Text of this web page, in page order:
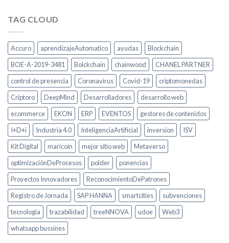
TAG CLOUD
Accuro aprendizajeAutomatico ayudas
Blockchain
BOE-A-2019-3481
Bolckchain chainwood
CHANEL PARTNER
control de presencia
Coronavirus Covid-19
criptomonedas
Criptoro
DeepMind Desarrolladores
desarrollo web
ecommerce
EKON ERP EVENTOS
gestores de contenidos
I+D+i
Industria 4.0 InteligenciaArtificial inversion
ISV
Kit Digital
maricoin mejor sitio web
Metaverso
optimizaciónDeProcesos
polder
ponencias
Proyectos Innovadores
ReconocimientoDePatrones
Registro de Jornada
SAP HANNA smartcities
subvenciones
tecnologia
trazabilidad treeNNOVA udoe
Web3
whatsapp bussines